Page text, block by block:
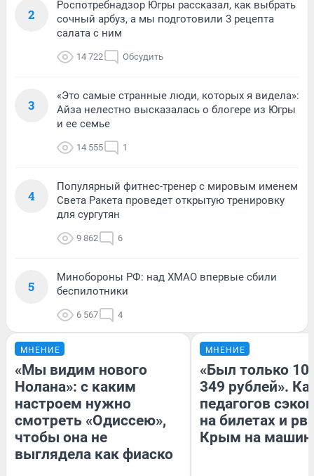
2
Роспотребнадзор Югры рассказал, как выбрать
сочный арбуз, а мы подготовили 3 рецепта
салата с ним
14 722 Обсудить
3
«Это самые странные люди, которых я видела»:
Айза нелестно высказалась о блогере из Югры
и ее семье
14 555 1
4
Популярный фитнес-тренер с мировым именем
Света Ракета проведет открытую тренировку
для сургутян
9 862 6
5
Минобороны РФ: над ХМАО впервые сбили
беспилотники
6 567 4
МНЕНИЕ
«Мы видим нового
Нолана»: с каким
настроем нужно
смотреть «Одиссею»,
чтобы она не
выглядела как фиаско
МНЕНИЕ
«Был только
349 рублей».
педагогов
на билетах и
Крым на